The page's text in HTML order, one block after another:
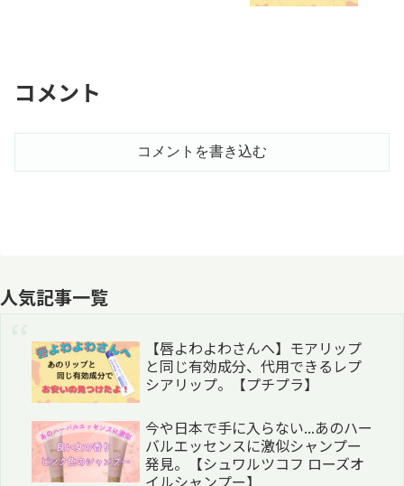
コメント
コメントを書き込む
人気記事一覧
【唇よわよわさんへ】モアリップ
と同じ有効成分、代用できるレプ
シアリップ。【プチプラ】
今や日本で手に入らない...あのハー
バルエッセンスに激似シャンプー
発見。【シュワルツコフ ローズオ